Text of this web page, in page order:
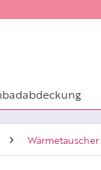
Wärmetauscher